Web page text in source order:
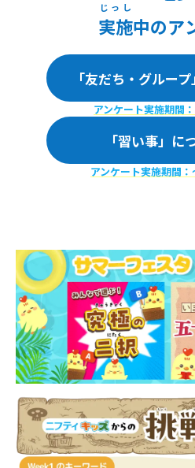
実施
じっし
中のア
「友だち・グルー
アンケート実施期間
「習い事」に
アンケート実施期間